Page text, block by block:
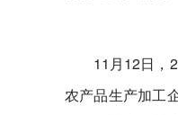
11月12日，
农产品生产加工